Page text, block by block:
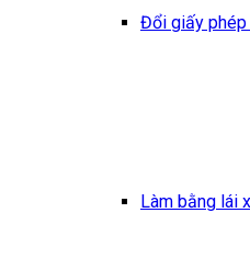
Đổi giấy phép
Làm bằng lái